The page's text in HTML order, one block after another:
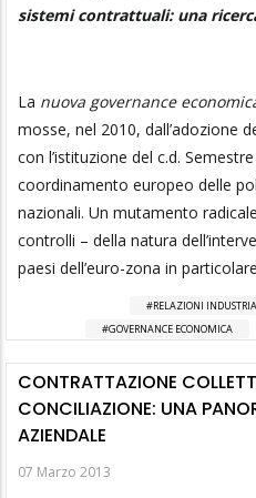
sistemi contrattuali: una
La nuova governance
mosse, nel 2010, dall’adozione
con l’istituzione del c.d.
coordinamento europeo delle
nazionali. Un mutamento
controlli – della natura
paesi dell’euro-zona in
RELAZIONI
GOVERNANCE ECONOMICA
CONTRATTAZIONE
CONCILIAZIONE: UNA
AZIENDALE
07 Marzo 2013